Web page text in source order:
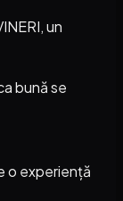
un
bună se
o experiență